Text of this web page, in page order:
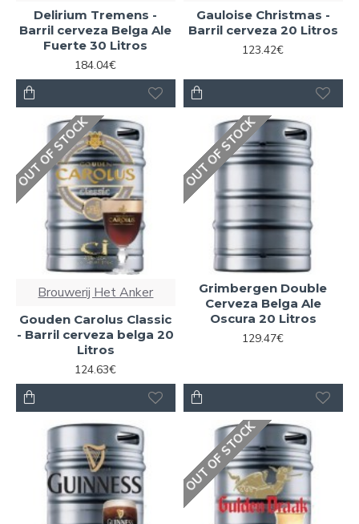
Delirium Tremens -
Barril cerveza Belga Ale
Fuerte 30 Litros
184.04€
Gauloise Christmas -
Barril cerveza 20 Litros
123.42€
OUT OF STOCK
Brouwerij Het Anker
Gouden Carolus Classic
- Barril cerveza belga 20
Litros
124.63€
OUT OF STOCK
Grimbergen Double
Cerveza Belga Ale
Oscura 20 Litros
129.47€
OUT OF STOCK